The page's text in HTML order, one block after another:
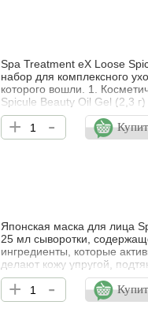
Spa Treatment eX Loose
набор для комплексного
которого вошли. 1.
Spicule Beauty Oil Gel (2,3
(микроспикулы)
Microspicules - передовая
глубокое проникновение и
+ -
Японская маска для лица
25 мл сыворотки,
ингредиенты, которые
делают кожу упругой,
маска насыщает клетки
стимулирует процессы
лица. А легкий аромат
+ -